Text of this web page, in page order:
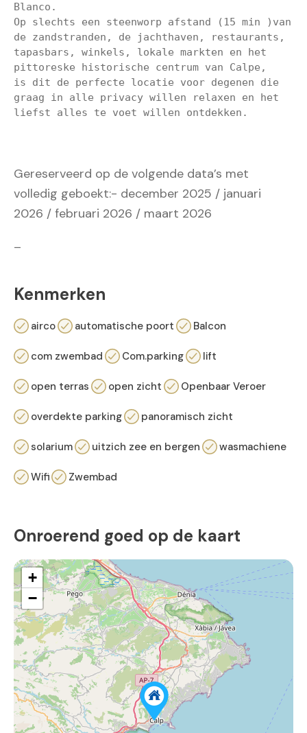
Blanco.
Op slechts een steenworp afstand (15 min )van
de zandstranden, de jachthaven, restaurants,
tapasbars, winkels, lokale markten en het
pittoreske historische centrum van Calpe,
is dit de perfecte locatie voor degenen die
graag in alle privacy willen relaxen en het
liefst alles te voet willen ontdekken.
Gereserveerd op de volgende data’s met
volledig geboekt:- december 2025 / januari
2026 / februari 2026 / maart 2026
–
Kenmerken
airco automatische poort Balcon
com zwembad Com.parking lift
open terras open zicht Openbaar Veroer
overdekte parking panoramisch zicht
solarium uitzich zee en bergen wasmachiene
Wifi Zwembad
Onroerend goed op de kaart
+
−